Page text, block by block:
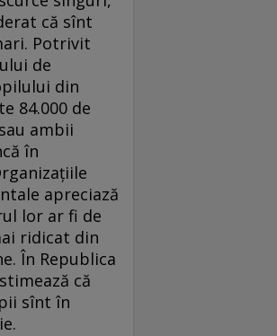
că sînt
Potrivit
de
din
84.000 de
ambii
în
apreciază
lor ar fi de
ridicat din
În Republica
că
sînt în